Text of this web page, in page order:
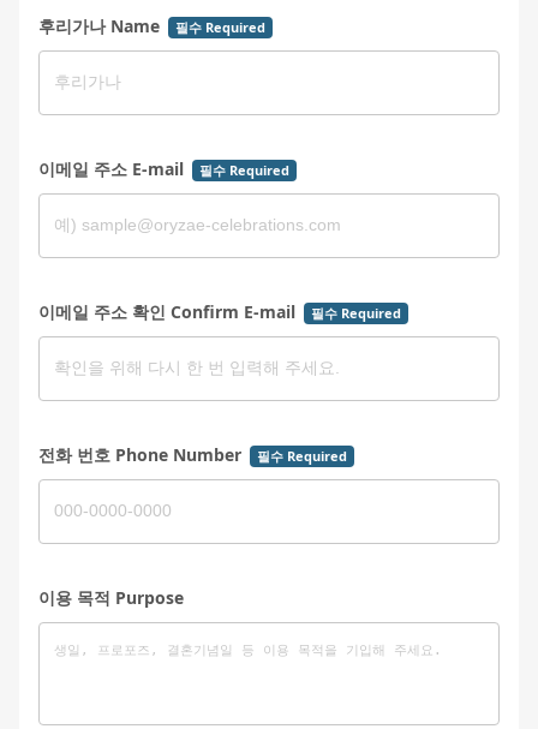
후리가나 Name 필수 Required
이메일 주소 E-mail 필수 Required
이메일 주소 확인 Confirm E-mail 필수 Required
전화 번호 Phone Number 필수 Required
이용 목적 Purpose